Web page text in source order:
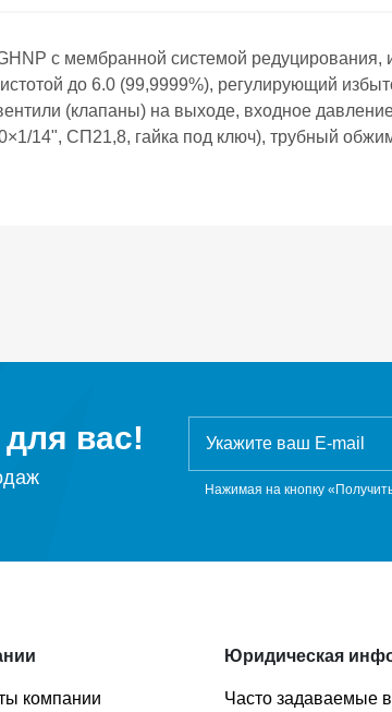
с мембранной системой
до 6.0 (99,9999%), регулирующий
(клапаны) на выходе, входное
14", СП21,8, гайка под ключ), трубный
вас!
Нажимая на кнопку
компании
Юридическая
Часто задаваемые